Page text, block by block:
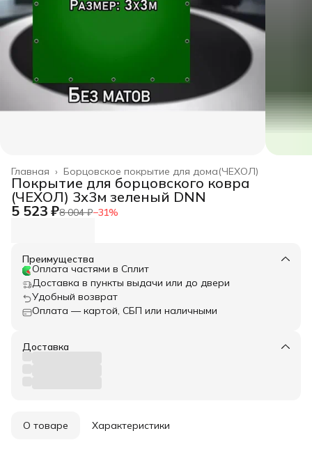
Борцовское покрытие для дома(ЧЕХОЛ)
Главная ›
Покрытие для борцовского ковра
(ЧЕХОЛ) 3х3м зеленый DNN
5 523 ₽8 004 ₽−31%
Преимущества
Оплата частями в Сплит
Доставка в пункты выдачи или до двери
Удобный возврат
Оплата — картой, СБП или наличными
Доставка
О товаре Характеристики